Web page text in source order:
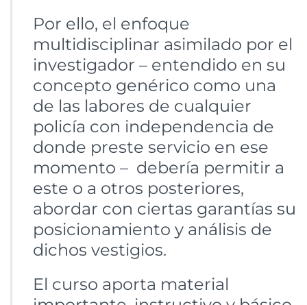
Por ello, el enfoque
multidisciplinar asimilado por el
investigador – entendido en su
concepto genérico como una
de las labores de cualquier
policía con independencia de
donde preste servicio en ese
momento – debería permitir a
este o a otros posteriores,
abordar con ciertas garantías su
posicionamiento y análisis de
dichos vestigios.
El curso aporta material